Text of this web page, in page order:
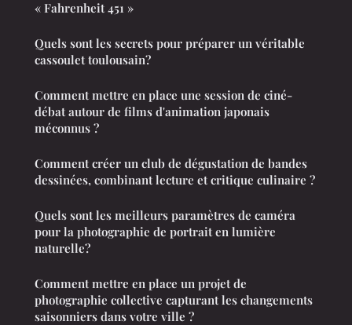
« Fahrenheit 451 »
Quels sont les secrets pour préparer un véritable
cassoulet toulousain?
Comment mettre en place une session de ciné-
débat autour de films d'animation japonais
méconnus ?
Comment créer un club de dégustation de bandes
dessinées, combinant lecture et critique culinaire ?
Quels sont les meilleurs paramètres de caméra
pour la photographie de portrait en lumière
naturelle?
Comment mettre en place un projet de
photographie collective capturant les changements
saisonniers dans votre ville ?